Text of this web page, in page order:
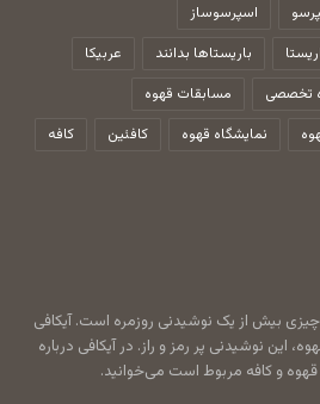
اسپرسوساز
باریستاها بدانند
عربیکا
تخصصی
مسابقات قهوه
نمایشگاه قهوه کافئین
کافه
چیزی بیش از یک نوشیدنی روزمره است. آیکافی
نوشیدنی پر رمز و راز. در آیکافی درباره
و کافه مربوط است می‌خوانید.